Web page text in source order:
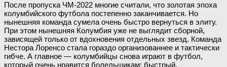
После пропуска ЧМ-2022 многие считали, что золотая эпоха
колумбийского футбола постепенно заканчивается. Но
нынешняя команда сумела очень быстро вернуться в элиту.
При этом нынешняя Колумбия уже не выглядит сборной,
зависящей только от вдохновения отдельных звезд. Команда
Нестора Лоренсо стала гораздо организованнее и тактически
гибче. А главное — колумбийцы снова играют в футбол,
который очень нравится болельщикам: быстрый,